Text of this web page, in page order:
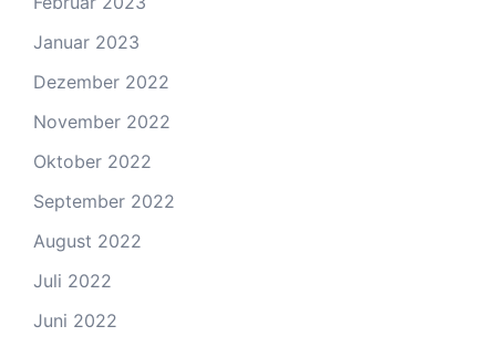
Januar 2023
Dezember 2022
November 2022
Oktober 2022
September 2022
August 2022
Juli 2022
Juni 2022